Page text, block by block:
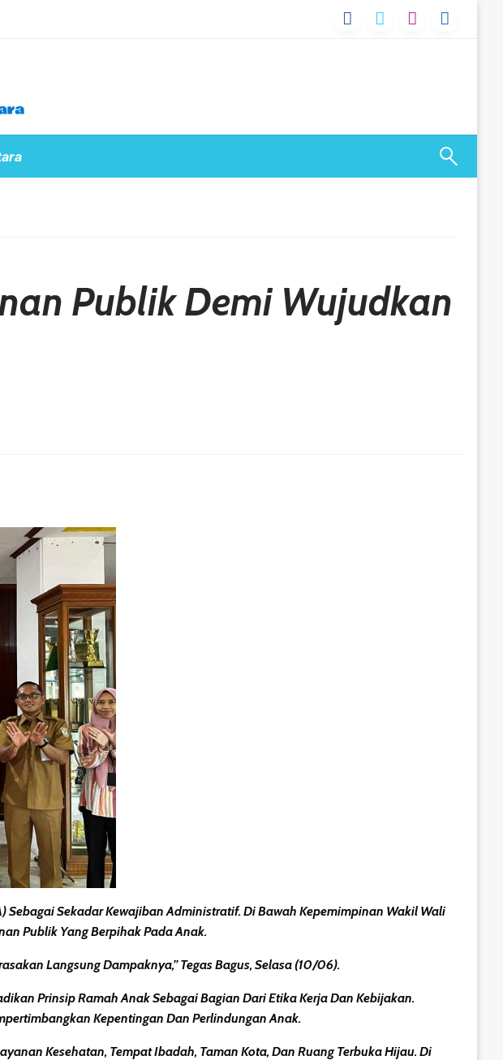
Publik Demi Wujudkan
Sekadar Kewajiban Administratif. Di Bawah Kepemimpinan Wakil Wali
Publik Yang Berpihak Pada Anak.
Langsung Dampaknya,” Tegas Bagus, Selasa (10/06).
Prinsip Ramah Anak Sebagai Bagian Dari Etika Kerja Dan Kebijakan.
Kepentingan Dan Perlindungan Anak.
Kesehatan, Tempat Ibadah, Taman Kota, Dan Ruang Terbuka Hijau. Di